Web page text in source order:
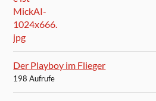
Der Playboy im Flieger
198 Aufrufe